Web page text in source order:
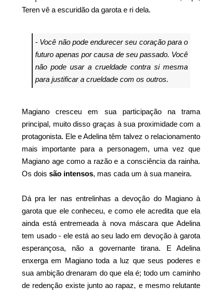
Teren vê a escuridão da garota e ri dela.
- Você não pode endurecer seu coração para o
futuro apenas por causa de seu passado. Você
não pode usar a crueldade contra si mesma
para justificar a crueldade com os outros.
Magiano cresceu em sua participação na trama
principal, muito disso graças à sua proximidade com a
protagonista. Ele e Adelina têm talvez o relacionamento
mais importante para a personagem, uma vez que
Magiano age como a razão e a consciência da rainha.
Os dois são intensos, mas cada um à sua maneira.
Dá pra ler nas entrelinhas a devoção do Magiano à
garota que ele conheceu, e como ele acredita que ela
ainda está entremeada à nova máscara que Adelina
tem usado - ele está ao seu lado em devoção à garota
esperançosa, não a governante tirana. E Adelina
enxerga em Magiano toda a luz que seus poderes e
sua ambição drenaram do que ela é; todo um caminho
de redenção existe junto ao rapaz, e mesmo relutante